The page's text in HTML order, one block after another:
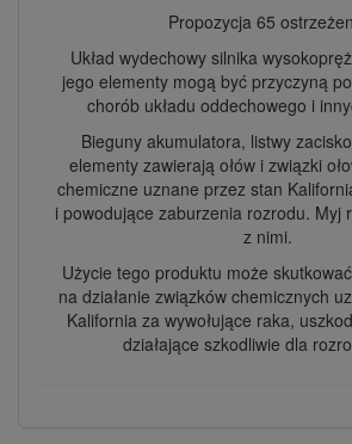
Propozycja 65
Układ wydechowy silnika
jego elementy mogą być przyczyną
chorób układu oddechowego i
Bieguny akumulatora, listwy
elementy zawierają ołów i związki
chemiczne uznane przez stan
i powodujące zaburzenia rozrodu. Myj
z nimi.
Użycie tego produktu może
na działanie związków chemicznych
Kalifornia za wywołujące raka,
działające szkodliwie dla